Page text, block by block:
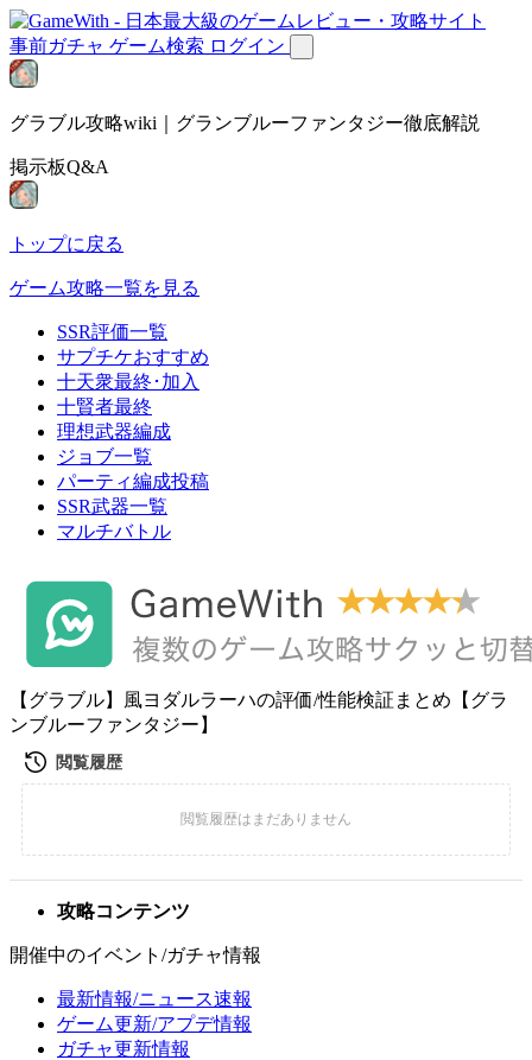
事前ガチャ ゲーム検索 ログイン
グラブル攻略wiki｜グランブルーファンタジー徹底解説
掲示板Q&A
トップに戻る
ゲーム攻略一覧を見る
SSR評価一覧
サプチケおすすめ
十天衆最終･加入
十賢者最終
理想武器編成
ジョブ一覧
パーティ編成投稿
SSR武器一覧
マルチバトル
【グラブル】風ヨダルラーハの評価/性能検証まとめ【グラ
ンブルーファンタジー】
攻略コンテンツ
開催中のイベント/ガチャ情報
最新情報/ニュース速報
ゲーム更新/アプデ情報
ガチャ更新情報